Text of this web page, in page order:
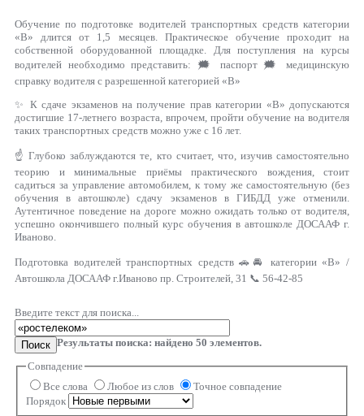
Обучение по подготовке водителей транспортных средств категории
«B» длится от 1,5 месяцев. Практическое обучение проходит на
собственной оборудованной площадке. Для поступления на курсы
водителей необходимо представить: 🗯 паспорт 🗯 медицинскую
справку водителя с разрешенной категорией «В»
✨ К сдаче экзаменов на получение прав категории «В» допускаются
достигшие 17-летнего возраста, впрочем, пройти обучение на водителя
таких транспортных средств можно уже с 16 лет.
☝ Глубоко заблуждаются те, кто считает, что, изучив самостоятельно
теорию и минимальные приёмы практического вождения, стоит
садиться за управление автомобилем, к тому же самостоятельную (без
обучения в автошколе) сдачу экзаменов в ГИБДД уже отменили.
Аутентичное поведение на дороге можно ожидать только от водителя,
успешно окончившего полный курс обучения в автошколе ДОСААФ г.
Иваново.
Подготовка водителей транспортных средств 🚗🚘 категории «В» /
Автошкола ДОСААФ г.Иваново пр. Строителей, 31 📞 56-42-85
Введите текст для поиска...
Поиск Результаты поиска: найдено 50 элементов.
Совпадение
Все слова
Любое из слов
Точное совпадение
Порядок